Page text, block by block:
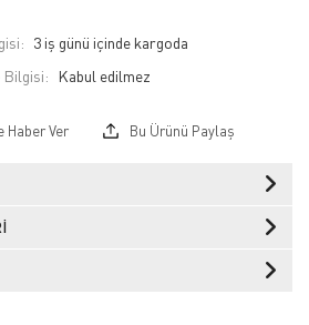
3 iş günü içinde kargoda
Bilgisi:
Haber Ver Bu Ürünü Paylaş